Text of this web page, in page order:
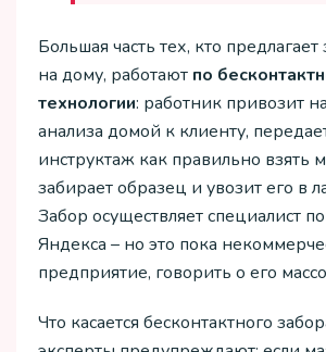
Большая часть тех, кто
на дому, работают по
технологии: работник привозит
анализа домой к клиенту,
инструктаж как правильно взять
забирает образец и увозит его в
Забор осуществляет специалист
Яндекса – но это пока
предприятие, говорить о его
Что касается бесконтактного